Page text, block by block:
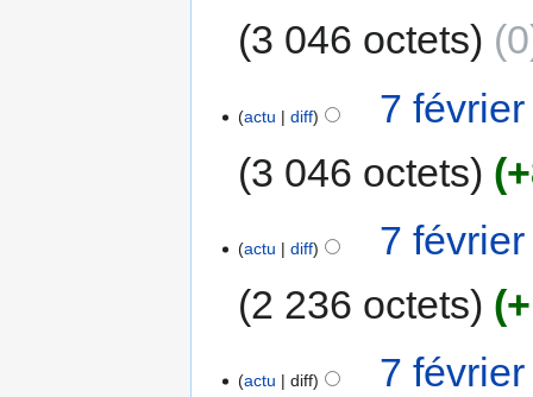
3 046 octets
0
actu diff
7
3 046 octets
actu diff
7
2 236 octets
actu diff
7